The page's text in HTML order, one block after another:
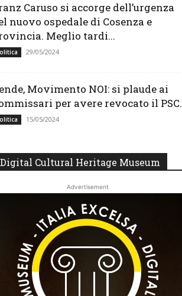
Caruso si accorge dell’urgenza
nuovo ospedale di Cosenza e
Meglio tardi...
29/05/2024
Movimento NOI: si plaude ai
per avere revocato il PSC.
15/05/2024
Digital Cultural Heritage Museum
Advertisement